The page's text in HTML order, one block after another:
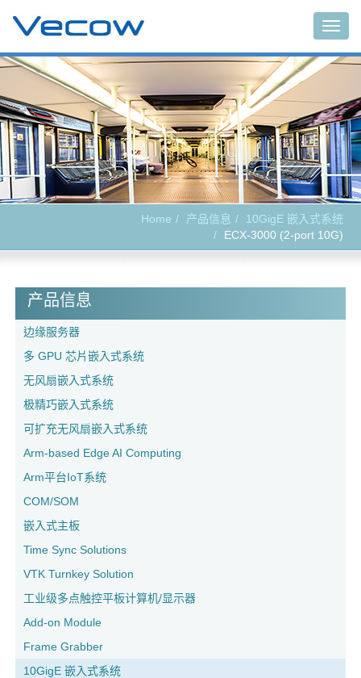
Home 产品信息
10GigE 嵌入式系统
ECX-3000 (2-port 10G)
产品信息
边缘服务器
多 GPU 芯片嵌入式系统
无风扇嵌入式系统
极精巧嵌入式系统
可扩充无风扇嵌入式系统
Arm-based Edge AI Computing
Arm平台IoT系统
COM/SOM
嵌入式主板
Time Sync Solutions
VTK Turnkey Solution
工业级多点触控平板计算机/显示器
Add-on Module
Frame Grabber
10GigE 嵌入式系统